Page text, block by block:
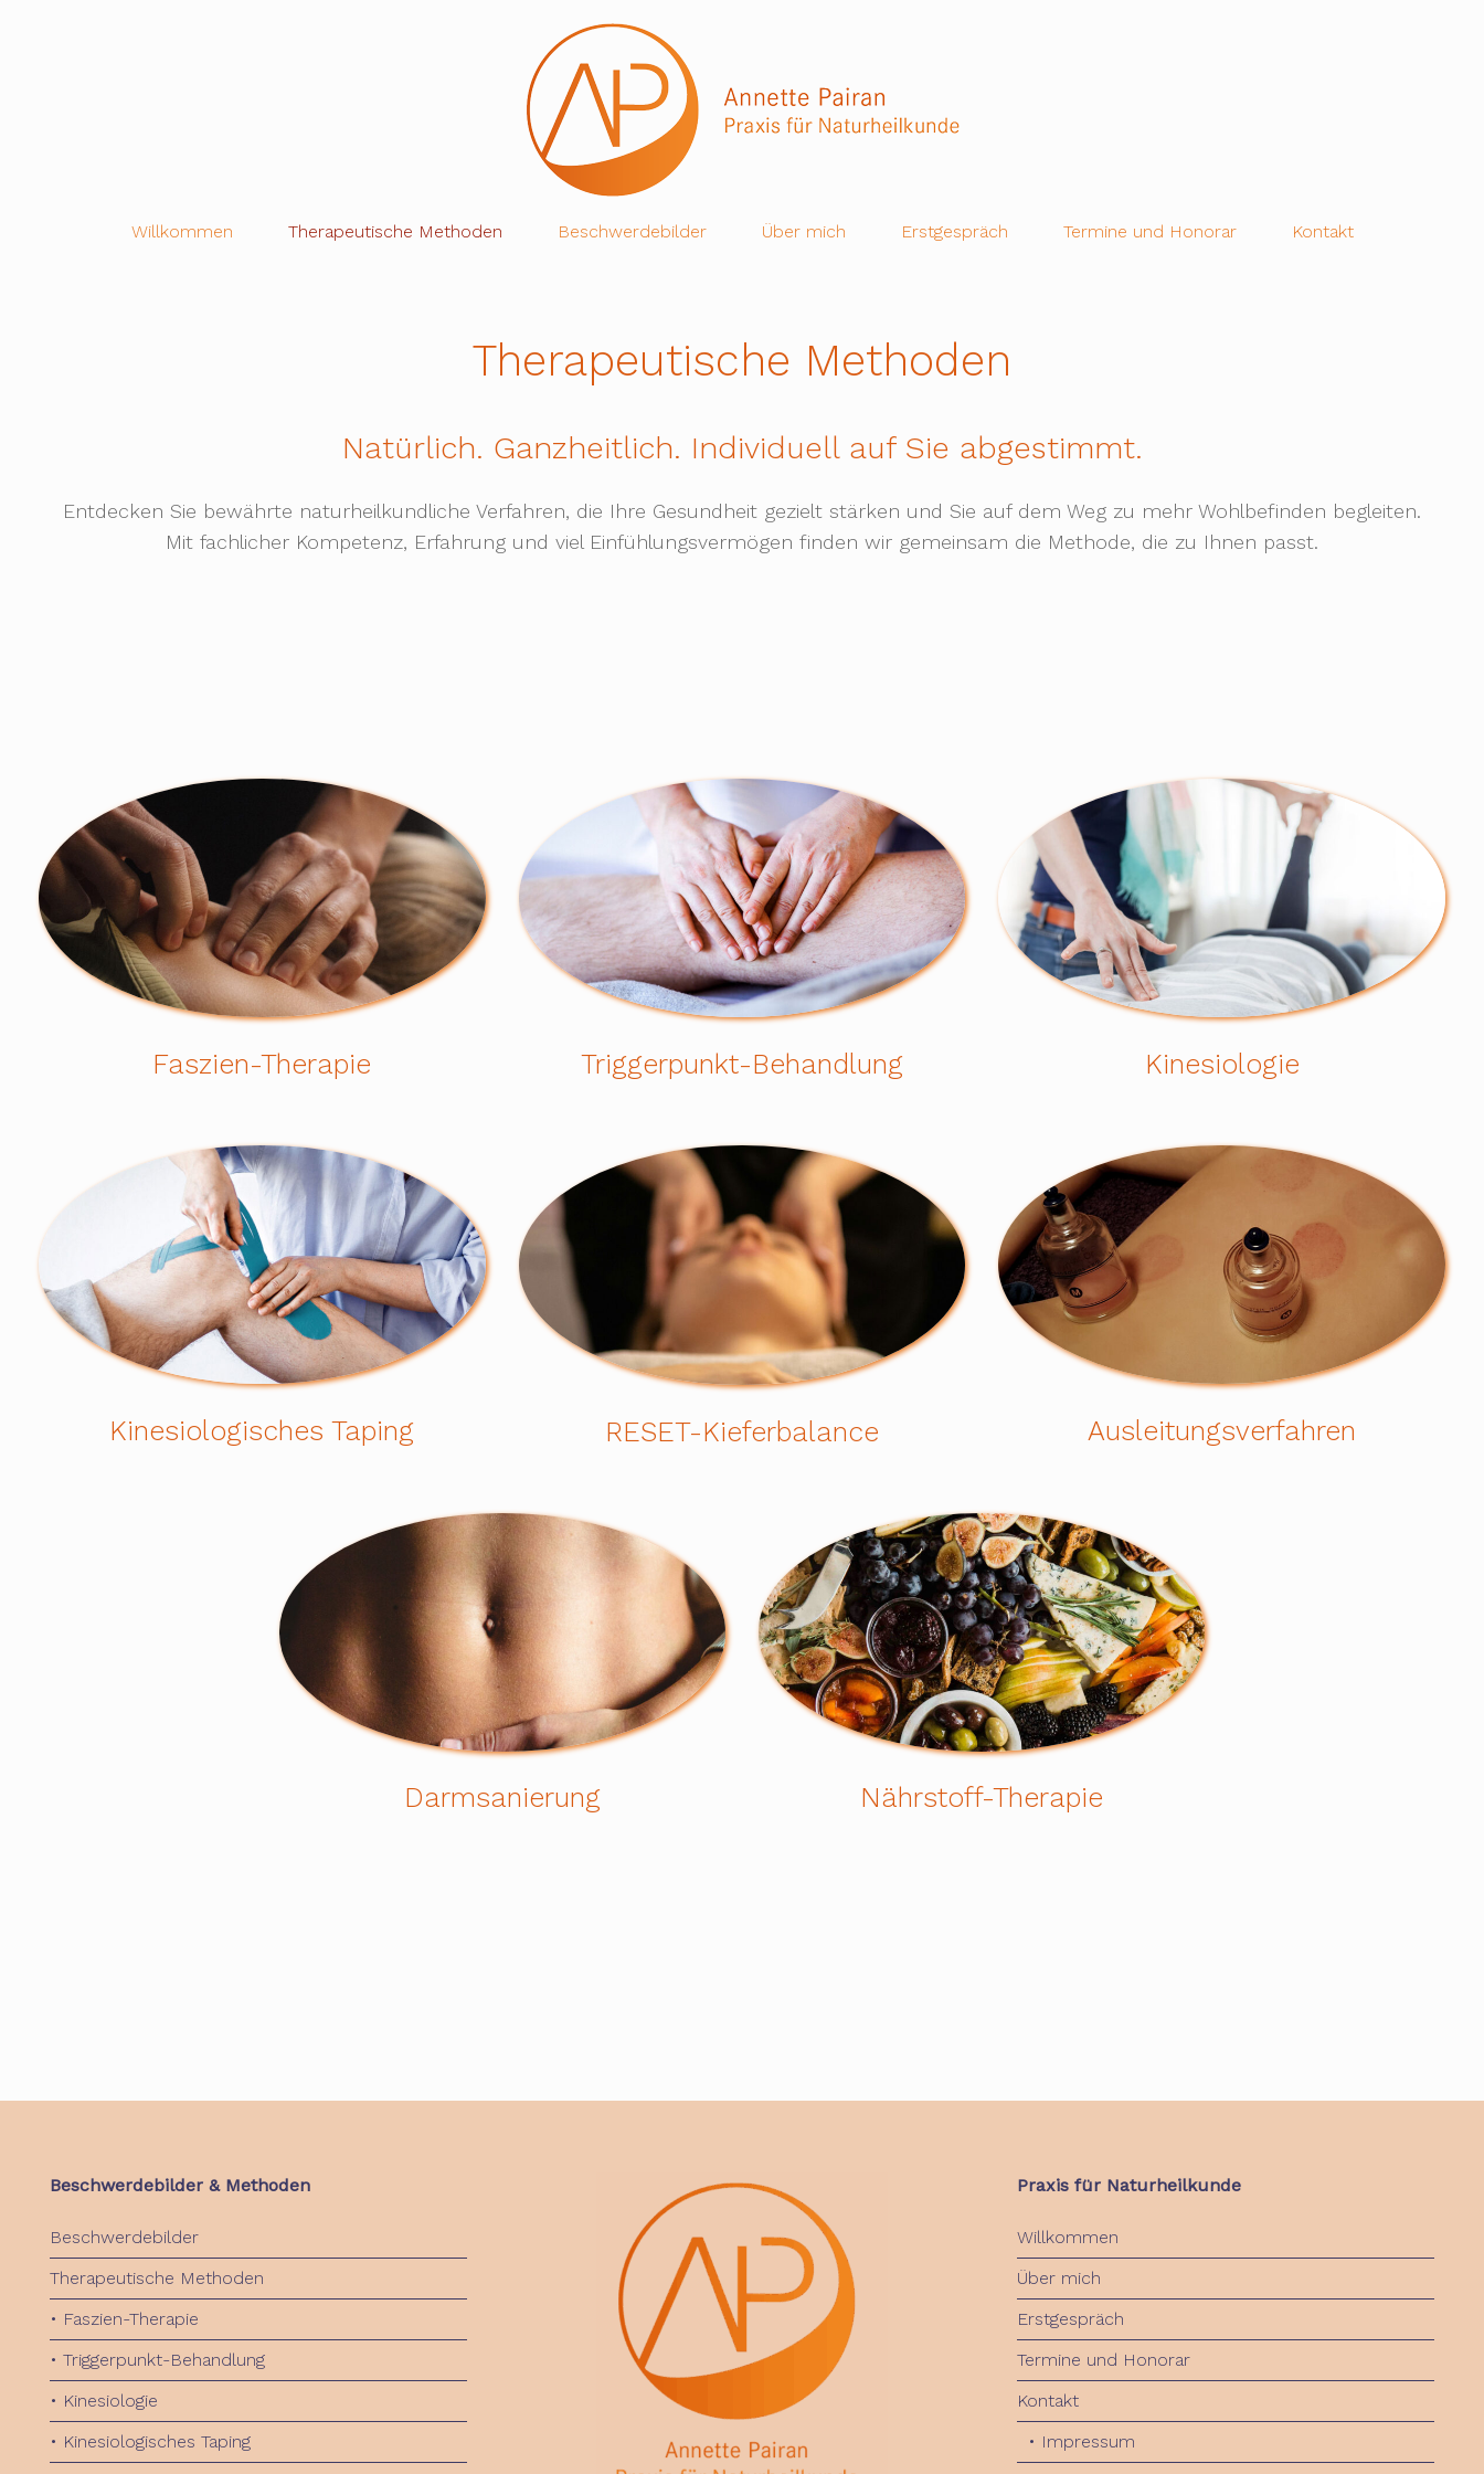
Willkommen Therapeutische Methoden Beschwerdebilder Über mich Erstgespräch Termine und Honorar Kontakt
Therapeutische Methoden
Natürlich. Ganzheitlich. Individuell auf Sie abgestimmt.
Entdecken Sie bewährte naturheilkundliche Verfahren, die Ihre Gesundheit gezielt stärken und Sie auf dem Weg zu mehr Wohlbefinden begleiten.
Mit fachlicher Kompetenz, Erfahrung und viel Einfühlungsvermögen finden wir gemeinsam die Methode, die zu Ihnen passt.
Faszien-Therapie Triggerpunkt-Behandlung Kinesiologie
Kinesiologisches Taping RESET-Kieferbalance Ausleitungsverfahren
Darmsanierung Nährstoff-Therapie
Beschwerdebilder & Methoden
Beschwerdebilder
Therapeutische Methoden
• Faszien-Therapie
• Triggerpunkt-Behandlung
• Kinesiologie
• Kinesiologisches Taping
Praxis für Naturheilkunde
Willkommen
Über mich
Erstgespräch
Termine und Honorar
Kontakt
• Impressum